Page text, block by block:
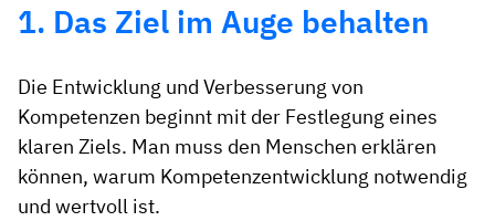
1. Das Ziel im Auge behalten
Die Entwicklung und Verbesserung von
Kompetenzen beginnt mit der Festlegung eines
klaren Ziels. Man muss den Menschen erklären
können, warum Kompetenzentwicklung notwendig
und wertvoll ist.